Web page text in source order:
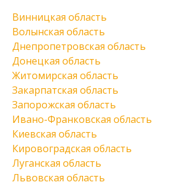
Винницкая область
Волынская область
Днепропетровская область
Донецкая область
Житомирская область
Закарпатская область
Запорожская область
Ивано-Франковская область
Киевская область
Кировоградская область
Луганская область
Львовская область